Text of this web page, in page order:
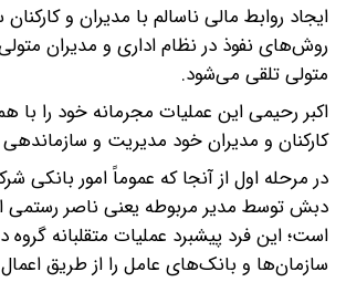
ایجاد روابط مالی ناسالم با مدیران و
روش‌های نفوذ در نظام اداری و مدیران
متولی تلقی می‌شود.
اکبر رحیمی این عملیات مجرمانه خود را با
کارکنان و مدیران خود مدیریت و
در مرحله اول از آنجا که عموماً امور بانکی
دبش توسط مدیر مربوطه یعنی ناصر رستمی
است؛ این فرد پیشبرد عملیات متقلبانه گروه
سازمان‌ها و بانک‌های عامل را از طریق